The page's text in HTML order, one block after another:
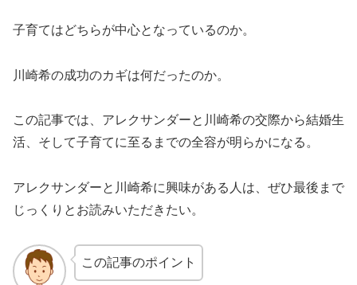
子育てはどちらが中心となっているのか。
川崎希の成功のカギは何だったのか。
この記事では、アレクサンダーと川崎希の交際から結婚生
活、そして子育てに至るまでの全容が明らかになる。
アレクサンダーと川崎希に興味がある人は、ぜひ最後まで
じっくりとお読みいただきたい。
この記事のポイント